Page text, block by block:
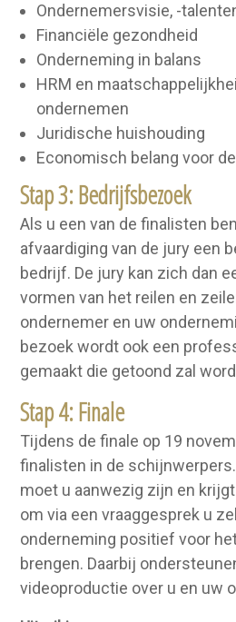
Ondernemersvisie, -
Financiële gezondheid
Onderneming in balans
HRM en
ondernemen
Juridische huishouding
Economisch belang voor
Stap 3: Bedrijfsbezoek
Als u een van de finalisten
afvaardiging van de jury een
bedrijf. De jury kan zich dan
vormen van het reilen en
ondernemer en uw
bezoek wordt ook een
gemaakt die getoond zal
Stap 4: Finale
Tijdens de finale op 19
finalisten in de
moet u aanwezig zijn en
om via een vraaggesprek u
onderneming positief voor
brengen. Daarbij
videoproductie over u en uw